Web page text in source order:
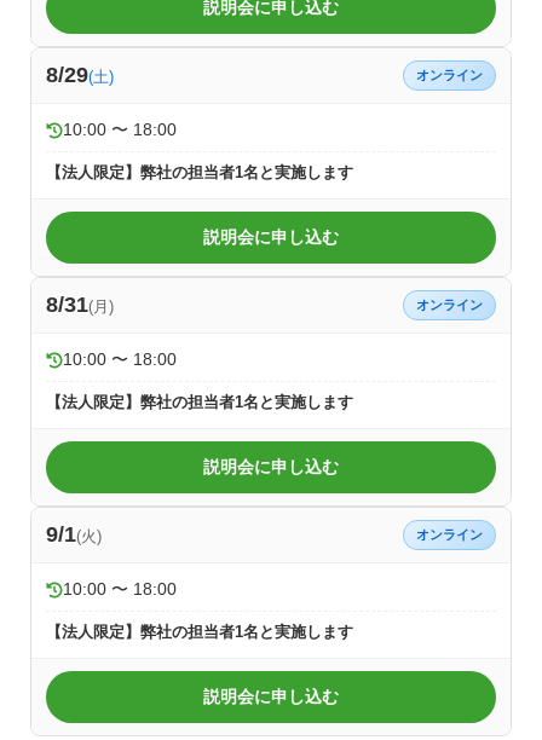
説明会に申し込む
8/29(土) オンライン
10:00 〜 18:00
【法人限定】弊社の担当者1名と実施します
説明会に申し込む
8/31(月) オンライン
10:00 〜 18:00
【法人限定】弊社の担当者1名と実施します
説明会に申し込む
9/1(火) オンライン
10:00 〜 18:00
【法人限定】弊社の担当者1名と実施します
説明会に申し込む